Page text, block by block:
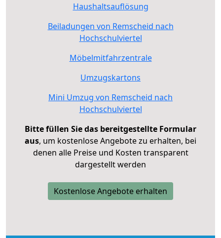
Haushaltsauflösung
Beiladungen von Remscheid nach
Hochschulviertel
Möbelmitfahrzentrale
Umzugskartons
Mini Umzug von Remscheid nach
Hochschulviertel
Bitte füllen Sie das bereitgestellte Formular
aus, um kostenlose Angebote zu erhalten, bei
denen alle Preise und Kosten transparent
dargestellt werden
Kostenlose Angebote erhalten